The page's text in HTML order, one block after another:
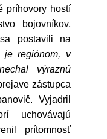
príhovory hostí
bojovníkov,
postavili na
je regiónom, v
výraznú
zástupca
Vyjadril
uchovávajú
prítomnosť